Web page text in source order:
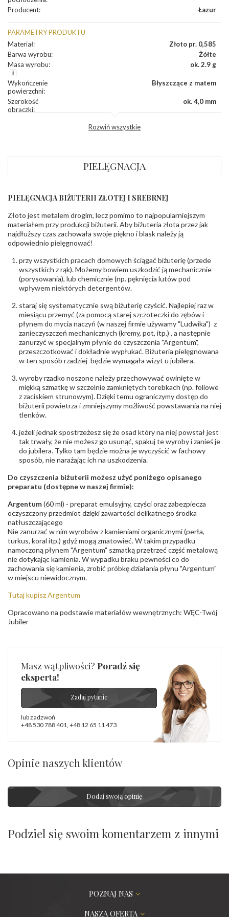
Producent: Łazur
PARAMETRY PRODUKTU
Materiał:
Złoto pr. 0,585
Barwa wyrobu:
Żółte
Masa wyrobu: ok. 2.9 g
Wykończenie
powierzchni:
Błyszczące z matem
Szerokość
obrączki:
ok. 4,0 mm
INNE PARAMETRY
Producent
odpowiedzialny:
Łazur sp.j. Kowalowy 134 38-200 Jasło; NIP:
6850004631; tel.13 44 56 100;
biuro@obraczki.pl ,PZ Stelmach Sp. z o.o. ul.
Północna 22 45-805 Opole; NIP 7542889545;
Tel. +48 77 54 90 100; biuro@stelmach.pl
Bezpieczeństwo
- rodzaj
ostrzeżenia:
Nie nadaje się dla dzieci w wieku poniżej 3 lat
, Elementy w wyrobie wykonane z białego złota
zawierają nikiel
Rozwiń wszystkie
PIELĘGNACJA
PIELĘGNACJA BIŻUTERII ZŁOTEJ I SREBRNEJ
Złoto jest metalem drogim, lecz pomimo to najpopularniejszym
materiałem przy produkcji biżuterii. Aby biżuteria złota przez jak
najdłuższy czas zachowała swoje piękno i blask należy ją
odpowiednio pielęgnować!
przy wszystkich pracach domowych ściągać biżuterię (przede
wszystkich z rąk). Możemy bowiem uszkodzić ją mechanicznie
(porysowania), lub chemicznie (np. pęknięcia lutów pod
wpływem niektórych detergentów.
staraj się systematycznie swą biżuterię czyścić. Najlepiej raz w
miesiącu przemyć (za pomocą starej szczoteczki do zębów i
płynem do mycia naczyń (w naszej firmie używamy "Ludwika") z
zanieczyszczeń mechanicznych (kremy, pot, itp.) , a następnie
zanurzyć w specjalnym płynie do czyszczenia "Argentum",
przeszczotkować i dokładnie wypłukać. Biżuteria pielęgnowana
w ten sposób rzadziej będzie wymagała wizyt u jubilera.
wyroby rzadko noszone należy przechowywać owinięte w
miękką szmatkę w szczelnie zamkniętych torebkach (np. foliowe
z zaciskiem strunowym). Dzięki temu ograniczymy dostęp do
biżuterii powietrza i zmniejszymy możliwość powstawania na niej
tlenków.
jeżeli jednak spostrzeżesz się że osad który na niej powstał jest
tak trwały, że nie możesz go usunąć, spakuj te wyroby i zanieś je
do jubilera. Tylko tam będzie można je wyczyścić w fachowy
sposób, nie narażając ich na uszkodzenia.
Do czyszczenia biżuterii możesz użyć poniżego opisanego
preparatu (dostępne w naszej firmie):
Argentum(60 ml) - preparat emulsyjny, czyści oraz zabezpiecza
oczyszczony przedmiot dzięki zawartości delikatnego środka
natłuszczającego
Nie zanurzać w nim wyrobów z kamieniami organicznymi (perła,
turkus, koral itp.) gdyż mogą zmatowieć. W takim przypadku
namoczoną płynem "Argentum" szmatką przetrzeć część metalową
nie dotykając kamienia. W wypadku braku pewności co do
zachowania się kamienia, zrobić próbkę działania płynu "Argentum"
w miejscu niewidocznym.
Tutaj kupisz Argentum
Opracowano na podstawie materiałów wewnętrznych: WĘC-Twój
Jubiler
Masz wątpliwości? Poradź się
eksperta!
Zadaj pytanie
lub zadzwoń
+48 530 788 401, +48 12 65 11 473
Opinie naszych klientów
Dodaj swoją opinię
Podziel się swoim komentarzem z innymi
POZNAJ NAS
NASZA OFERTA